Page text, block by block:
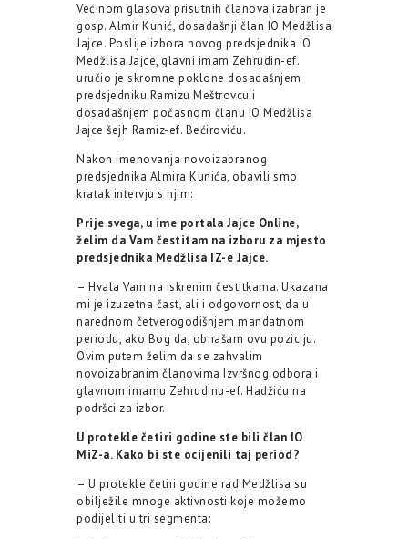
Većinom glasova prisutnih članova izabran je
gosp. Almir Kunić, dosadašnji član IO Medžlisa
Jajce. Poslije izbora novog predsjednika IO
Medžlisa Jajce, glavni imam Zehrudin-ef.
uručio je skromne poklone dosadašnjem
predsjedniku Ramizu Meštrovcu i
dosadašnjem počasnom članu IO Medžlisa
Jajce šejh Ramiz-ef. Bećiroviću.
Nakon imenovanja novoizabranog
predsjednika Almira Kunića, obavili smo
kratak intervju s njim:
Prije svega, u ime portala Jajce Online,
želim da Vam čestitam na izboru za mjesto
predsjednika Medžlisa IZ-e Jajce.
– Hvala Vam na iskrenim čestitkama. Ukazana
mi je izuzetna čast, ali i odgovornost, da u
narednom četverogodišnjem mandatnom
periodu, ako Bog da, obnašam ovu poziciju.
Ovim putem želim da se zahvalim
novoizabranim članovima Izvršnog odbora i
glavnom imamu Zehrudinu-ef. Hadžiću na
podršci za izbor.
U protekle četiri godine ste bili član IO
MiZ-a. Kako bi ste ocijenili taj period?
– U protekle četiri godine rad Medžlisa su
obilježile mnoge aktivnosti koje možemo
podijeliti u tri segmenta: